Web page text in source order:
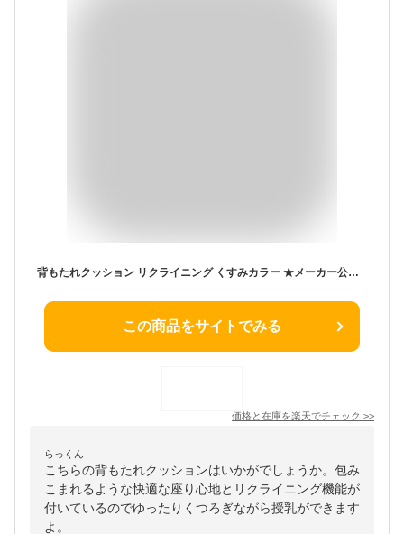
背もたれクッション リクライニング くすみカラー ★メーカー公式★ 座椅子 背もたれ クッション ワイド ベッド ソファ ハイバック おしゃれ コンパクト 肘掛け かわいい 腰当て こたつ 腰痛 1人掛け 大きめ 授乳 枕 ソファー 座面なし ベッド上 グレー ブラウン ATBL
この商品をサイトでみる
価格と在庫を楽天でチェック >>
らっくん
こちらの背もたれクッションはいかがでしょうか。包み
こまれるような快適な座り心地とリクライニング機能が
付いているのでゆったりくつろぎながら授乳ができます
よ。